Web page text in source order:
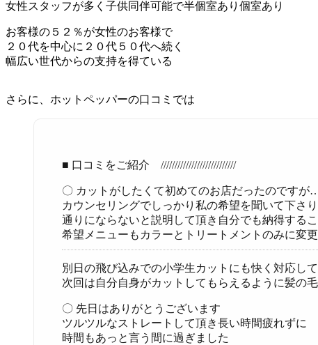
女性スタッフが多く子供同伴可能で半個室あり個室あり
お客様の５２％が女性のお客様で
２０代を中心に２０代５０代へ続く
幅広い世代からの支持を得ている
さらに、ホットペッパーの口コミでは
■ 口コミをご紹介 ///////////////////////////
〇 カットがしたくて初めてのお店だったのですが
カウンセリングでしっかり私の希望を聞いて下さ
通りにならないと説明して頂き自分でも納得する
希望メニューもカラーとトリートメントのみに変
別日の飛び込みでの小学生カットにも快く対応し
次回は自分自身がカットしてもらえるように髪の
〇 先日はありがとうございます
ツルツルなストレートして頂き長い時間疲れずに
時間もあっと言う間に過ぎました